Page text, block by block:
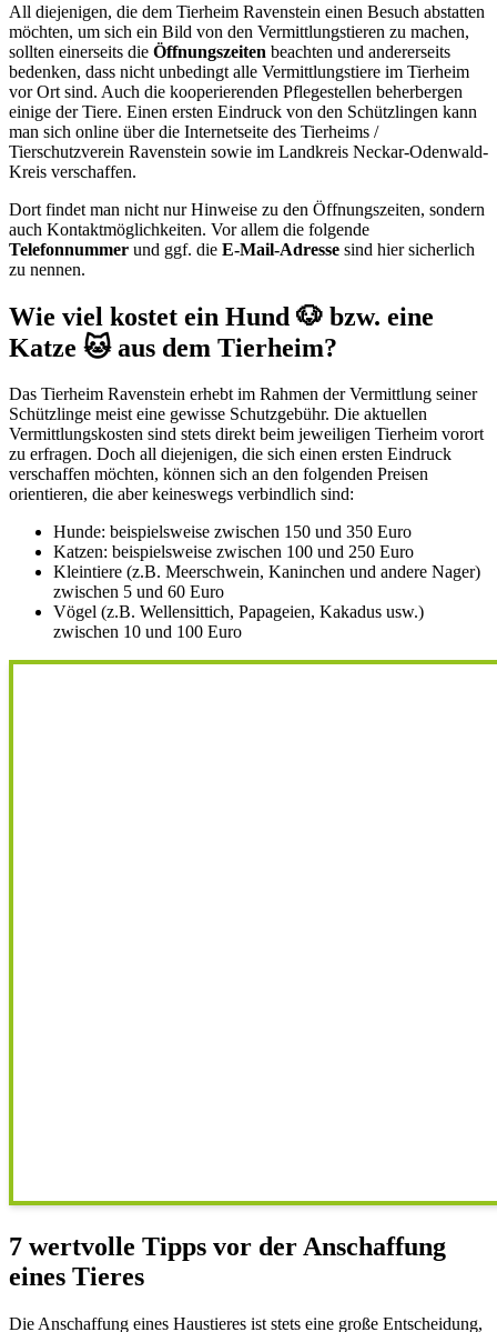
All diejenigen, die dem Tierheim Ravenstein einen Besuch abstatten
möchten, um sich ein Bild von den Vermittlungstieren zu machen,
sollten einerseits die Öffnungszeiten beachten und andererseits
bedenken, dass nicht unbedingt alle Vermittlungstiere im Tierheim
vor Ort sind. Auch die kooperierenden Pflegestellen beherbergen
einige der Tiere. Einen ersten Eindruck von den Schützlingen kann
man sich online über die Internetseite des Tierheims /
Tierschutzverein Ravenstein sowie im Landkreis Neckar-Odenwald-
Kreis verschaffen.
Dort findet man nicht nur Hinweise zu den Öffnungszeiten, sondern
auch Kontaktmöglichkeiten. Vor allem die folgende
Telefonnummer und ggf. die E-Mail-Adresse sind hier sicherlich
zu nennen.
Wie viel kostet ein Hund 🐶 bzw. eine
Katze 🐱 aus dem Tierheim?
Das Tierheim Ravenstein erhebt im Rahmen der Vermittlung seiner
Schützlinge meist eine gewisse Schutzgebühr. Die aktuellen
Vermittlungskosten sind stets direkt beim jeweiligen Tierheim vorort
zu erfragen. Doch all diejenigen, die sich einen ersten Eindruck
verschaffen möchten, können sich an den folgenden Preisen
orientieren, die aber keineswegs verbindlich sind:
Hunde: beispielsweise zwischen 150 und 350 Euro
Katzen: beispielsweise zwischen 100 und 250 Euro
Kleintiere (z.B. Meerschwein, Kaninchen und andere Nager)
zwischen 5 und 60 Euro
Vögel (z.B. Wellensittich, Papageien, Kakadus usw.)
zwischen 10 und 100 Euro
7 wertvolle Tipps vor der Anschaffung
eines Tieres
Die Anschaffung eines Haustieres ist stets eine große Entscheidung,